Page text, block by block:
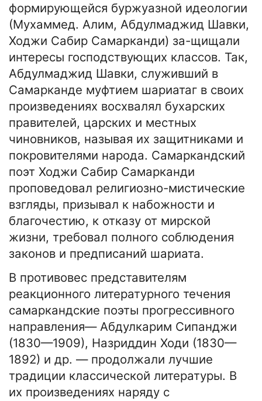
формирующейся буржуазной идеологии
(Мухаммед. Алим, Абдулмаджид Шавки,
Ходжи Сабир Самарканди) за-щищали
интересы господствующих классов. Так,
Абдулмаджид Шавки, служивший в
Самарканде муфтием шариатаг в своих
произведениях восхвалял бухарских
правителей, царских и местных
чиновников, называя их защитниками и
покровителями народа. Самаркандский
поэт Ходжи Сабир Самарканди
проповедовал религиозно-мистические
взгляды, призывал к набожности и
благочестию, к отказу от мирской
жизни, требовал полного соблюдения
законов и предписаний шариата.
В противовес представителям
реакционного литературного течения
самаркандские поэты прогрессивного
направления— Абдулкарим Сипанджи
(1830—1909), Назриддин Ходи (1830—
1892) и др. — продолжали лучшие
традиции классической литературы. В
их произведениях наряду с